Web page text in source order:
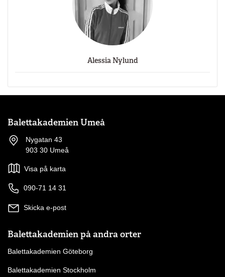
Alessia Nylund
Balettakademien Umeå
Nygatan 43
903 30 Umeå
Visa på karta
090-71 14 31
Skicka e-post
Balettakademien på andra orter
Balettakademien Göteborg
Balettakademien Stockholm